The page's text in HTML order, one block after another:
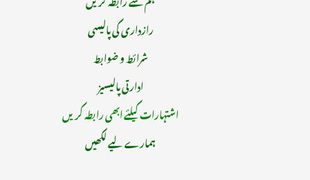
رازداری کی پالیسی
شرائط و ضوابط
ادارتی پالیسیز
اشتہارات کیلئے ابھی رابطہ کریں
ہمارے لیے لکھیں